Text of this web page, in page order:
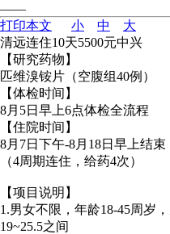
——
打印本文
小 中
大
清远连住10天5500元中兴
【研究药物】
匹维溴铵片（空腹组40例）
【体检时间】
8月5日早上6点体检全流程
【住院时间】
8月7日下午-8月18日早上结束
（4周期连住，给药4次）
【项目说明】
1.男女不限，年龄18-45周岁
19~25.5之间